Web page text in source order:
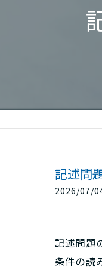
記述問
2026/07/
記述問題
条件の読